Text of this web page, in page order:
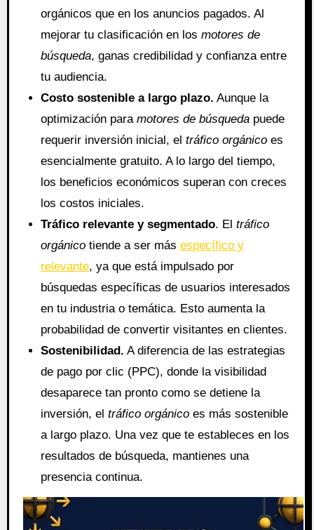
orgánicos que en los anuncios pagados. Al
mejorar tu clasificación en losmotores de
búsqueda, ganas credibilidad y confianza entre
tu audiencia.
Costo sostenible a largo plazo. Aunque la
optimización paramotores de búsqueda puede
requerir inversión inicial, eltráfico orgánico es
esencialmente gratuito. A lo largo del tiempo,
los beneficios económicos superan con creces
los costos iniciales.
Tráfico relevante y segmentado. Eltráfico
orgánico tiende a ser másespecífico y
relevante, ya que está impulsado por
búsquedas específicas de usuarios interesados
en tu industria o temática. Esto aumenta la
probabilidad de convertir visitantes en clientes.
Sostenibilidad. A diferencia de las estrategias
de pago por clic (PPC), donde la visibilidad
desaparece tan pronto como se detiene la
inversión, eltráfico orgánico es más sostenible
a largo plazo. Una vez que te estableces en los
resultados de búsqueda, mantienes una
presencia continua.